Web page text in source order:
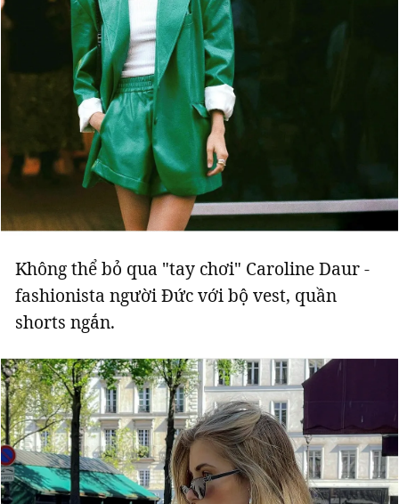
Không thể bỏ qua "tay chơi" Caroline Daur -
fashionista người Đức với bộ vest, quần
shorts ngắn.